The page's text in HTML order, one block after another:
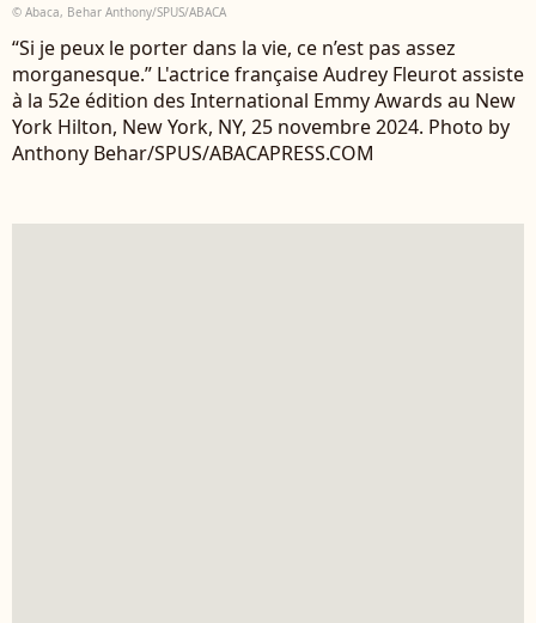
© Abaca, Behar Anthony/SPUS/ABACA
“Si je peux le porter dans la vie, ce n’est pas assez
morganesque.” L'actrice française Audrey Fleurot assiste
à la 52e édition des International Emmy Awards au New
York Hilton, New York, NY, 25 novembre 2024. Photo by
Anthony Behar/SPUS/ABACAPRESS.COM